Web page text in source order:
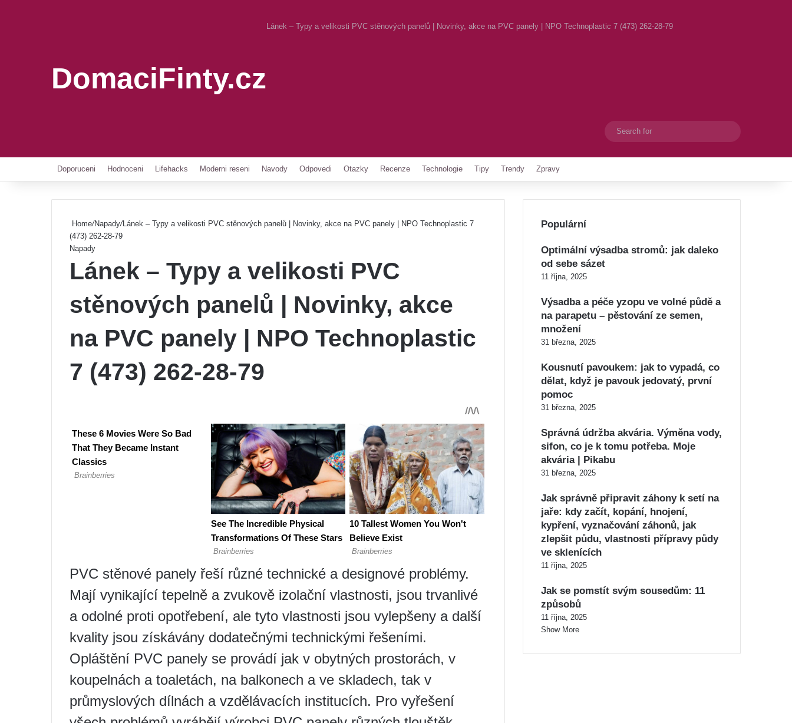
DomaciFinty.cz
Lánek – Typy a velikosti PVC stěnových panelů | Novinky, akce na PVC panely | NPO Technoplastic 7 (473) 262-28-79
Switch skin
Doporuceni Hodnoceni Lifehacks Moderni reseni Navody Odpovedi Otazky Recenze Technologie Tipy Trendy Zpravy
Home/Napady/Lánek – Typy a velikosti PVC stěnových panelů | Novinky, akce na PVC panely | NPO Technoplastic 7
(473) 262-28-79
Napady
Lánek – Typy a velikosti PVC
stěnových panelů | Novinky, akce
na PVC panely | NPO Technoplastic
7 (473) 262-28-79
PVC stěnové panely řeší různé technické a designové problémy.
Mají vynikající tepelně a zvukově izolační vlastnosti, jsou trvanlivé
a odolné proti opotřebení, ale tyto vlastnosti jsou vylepšeny a další
kvality jsou získávány dodatečnými technickými řešeními.
Opláštění PVC panely se provádí jak v obytných prostorách, v
koupelnách a toaletách, na balkonech a ve skladech, tak v
průmyslových dílnách a vzdělávacích institucích. Pro vyřešení
Populární
Optimální výsadba stromů: jak daleko
od sebe sázet
11 října, 2025
Výsadba a péče yzopu ve volné půdě a
na parapetu – pěstování ze semen,
množení
31 března, 2025
Kousnutí pavoukem: jak to vypadá, co
dělat, když je pavouk jedovatý, první
pomoc
31 března, 2025
Správná údržba akvária. Výměna vody,
sifon, co je k tomu potřeba. Moje
akvária | Pikabu
31 března, 2025
Jak správně připravit záhony k setí na
jaře: kdy začít, kopání, hnojení,
kypření, vyznačování záhonů, jak
zlepšit půdu, vlastnosti přípravy půdy
ve sklenících
11 října, 2025
Jak se pomstít svým sousedům: 11
způsobů
11 října, 2025
Show More